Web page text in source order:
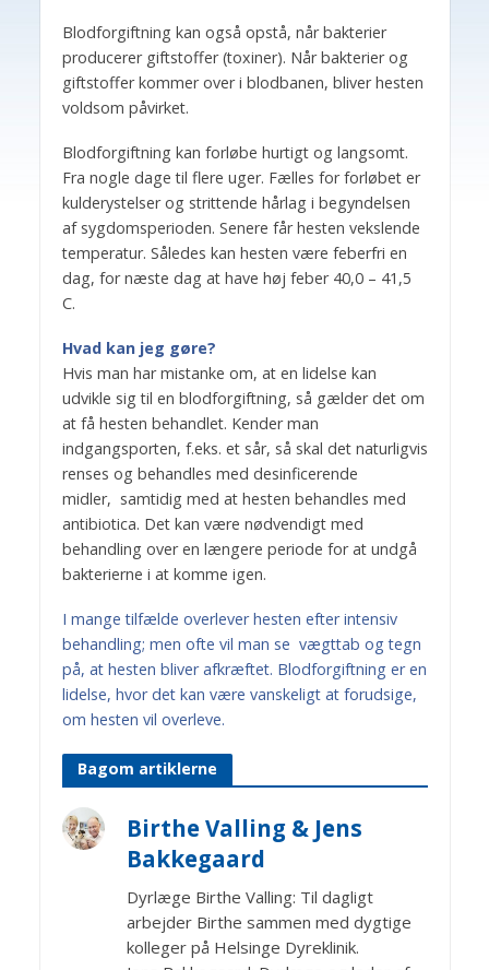
Blodforgiftning kan også opstå, når bakterier
producerer giftstoffer (toxiner). Når bakterier og
giftstoffer kommer over i blodbanen, bliver hesten
voldsom påvirket.
Blodforgiftning kan forløbe hurtigt og langsomt.
Fra nogle dage til flere uger. Fælles for forløbet er
kulderystelser og strittende hårlag i begyndelsen
af sygdomsperioden. Senere får hesten vekslende
temperatur. Således kan hesten være feberfri en
dag, for næste dag at have høj feber 40,0 – 41,5
C.
Hvad kan jeg gøre?
Hvis man har mistanke om, at en lidelse kan
udvikle sig til en blodforgiftning, så gælder det om
at få hesten behandlet. Kender man
indgangsporten, f.eks. et sår, så skal det naturligvis
renses og behandles med desinficerende
midler, samtidig med at hesten behandles med
antibiotica. Det kan være nødvendigt med
behandling over en længere periode for at undgå
bakterierne i at komme igen.
I mange tilfælde overlever hesten efter intensiv
behandling; men ofte vil man se vægttab og tegn
på, at hesten bliver afkræftet. Blodforgiftning er en
lidelse, hvor det kan være vanskeligt at forudsige,
om hesten vil overleve.
Bagom artiklerne
Birthe Valling & Jens
Bakkegaard
Dyrlæge Birthe Valling: Til dagligt
arbejder Birthe sammen med dygtige
kolleger på Helsinge Dyreklinik.